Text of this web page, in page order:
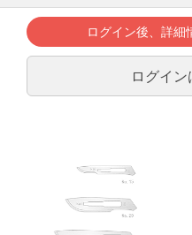
ログイン後、詳
ログイ